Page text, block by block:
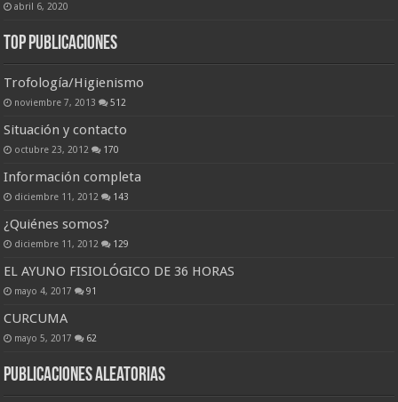
abril 6, 2020
Top Publicaciones
Trofología/Higienismo
noviembre 7, 2013 512
Situación y contacto
octubre 23, 2012 170
Información completa
diciembre 11, 2012 143
¿Quiénes somos?
diciembre 11, 2012 129
EL AYUNO FISIOLÓGICO DE 36 HORAS
mayo 4, 2017 91
CURCUMA
mayo 5, 2017 62
Publicaciones Aleatorias